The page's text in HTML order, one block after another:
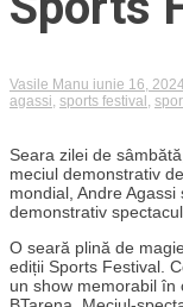
Vasile Manu iunie 16, 2024
agassi sports festival
Seara zilei de
meciul demonstrativ
mondial, Andre
demonstrativ
O seară plină de
ediții Sports Festival.
un show memorabil în